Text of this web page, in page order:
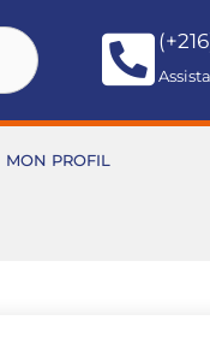
MON PROFIL